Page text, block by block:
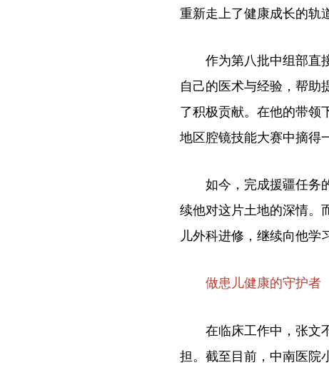
重新走上了健康成长的轨
作为第八批中组部直接
自己的医术与经验，帮助
了积极贡献。在他的带领
地区腔镜技能大赛中摘得
如今，完成援疆任务的
续他对这片土地的深情。
儿外科进修，继续向他学
做患儿健康的守护者
在临床工作中，张文不
担。截至目前，中南医院